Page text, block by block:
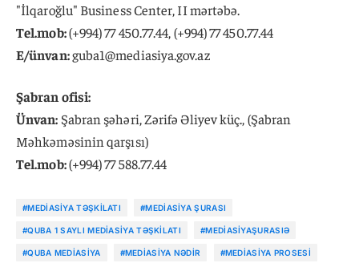
"İlqaroğlu" Business Center, II mərtəbə.
Tel.mob:(+994) 77 450.77.44, (+994) 77 450.77.44
E/ünvan:guba1@mediasiya.gov.az
Şabran ofisi:
Ünvan: Şabran şəhəri, Zərifə Əliyev küç., (Şabran
Məhkəməsinin qarşısı)
Tel.mob:(+994) 77 588.77.44
#MEDIASIYA TƏŞKILATI #MEDIASIYA ŞURASI
#QUBA 1 SAYLI MEDIASIYA TƏŞKILATI #MEDIASIYAŞURASIƏ
#QUBA MEDIASIYA #MEDIASIYA NƏDIR #MEDIASIYA PROSESI